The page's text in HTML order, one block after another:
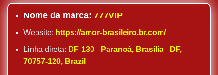
Nome da marca: 777VIP
Website: https://amor-brasileiro.br.com/
Linha direta: DF-130 - Paranoá, Brasília - DF,
70757-120, Brazil